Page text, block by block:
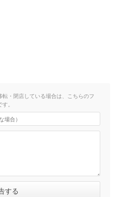
・閉店している場合は、こちらのフ
。